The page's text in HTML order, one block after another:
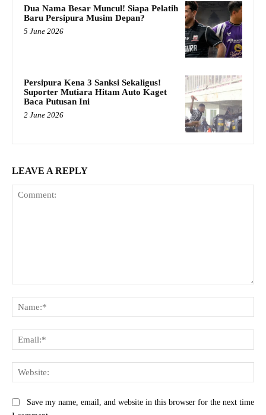
Dua Nama Besar Muncul! Siapa Pelatih
Baru Persipura Musim Depan?
5 June 2026
Persipura Kena 3 Sanksi Sekaligus!
Suporter Mutiara Hitam Auto Kaget
Baca Putusan Ini
2 June 2026
LEAVE A REPLY
Save my name, email, and website in this browser for the next time